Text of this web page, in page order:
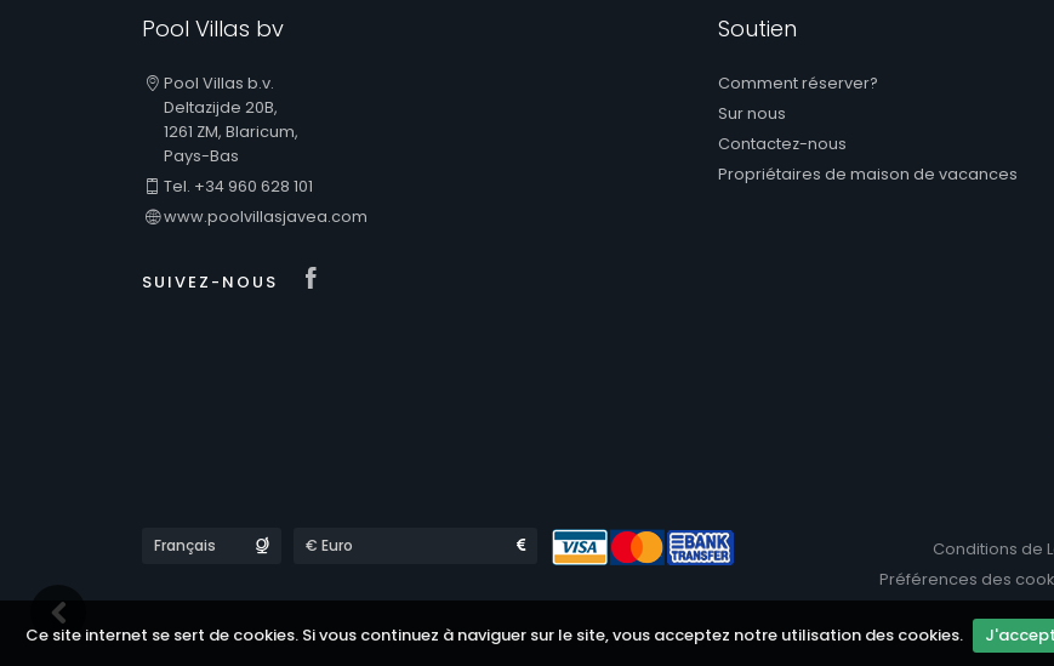
Ce site internet se sert de cookies. Si vous continuez à naviguer sur le site, vous acceptez notre utilisation des cookies.
Pool Villas bv
Pool Villas b.v.
Deltazijde 20B,
1261 ZM, Blaricum,
Pays-Bas
Tel. +34 960 628 101
www.poolvillasjavea.com
SUIVEZ-NOUS
Soutien
Comment réserver?
Sur nous
Contactez-nous
Propriétaires de maison de vacances
Languages Currencies Conditions de
Préférences des